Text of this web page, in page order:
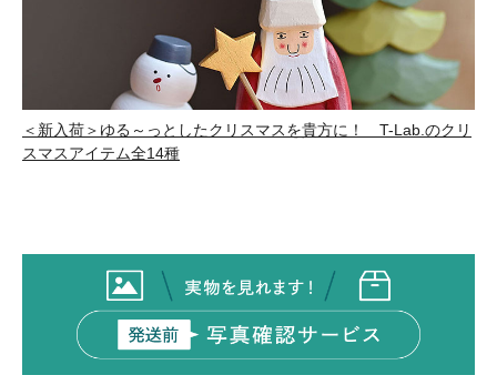
＜新入荷＞ゆる～っとしたクリスマスを貴方に！ T-Lab.のクリ
スマスアイテム全14種